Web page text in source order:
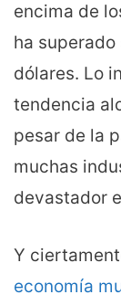
encima de
ha
dólares. Lo
tendencia
pesar de la
muchas
devastador
Y
economía